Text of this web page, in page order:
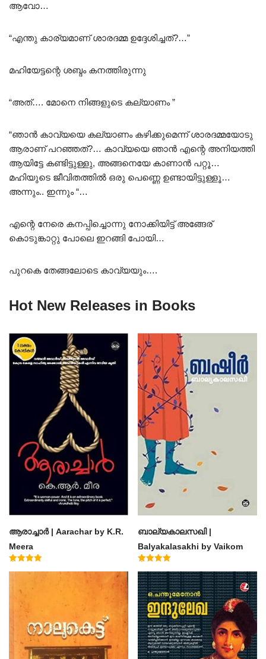
ആവോ…
“എന്തു കാര്യമാണ് ശാരദമ്മ ഉദ്ദേശിച്ചത്?…”
മഹിയേട്ടന്റെ ശബ്ദം കനത്തിരുന്നു
“അത്…. മോനെ നിങ്ങളുടെ കല്യാണം ”
“ഞാൻ കാവ്യയെ കല്യാണം കഴിക്കുമെന്ന് ശാരദമ്മയോടു
ആരാണ് പറഞ്ഞത്?… കാവ്യയെ ഞാൻ എന്റെ അനിയത്തി
ആയിട്ടേ കണ്ടിട്ടുള്ളു, അങ്ങനെയേ കാണാൻ പറ്റൂ…
മഹിയുടെ ജീവിതത്തിൽ ഒരു പെണ്ണെ ഉണ്ടായിട്ടുള്ളൂ…
അന്നും.. ഇന്നും “…
എന്റെ നേരെ കനപ്പിച്ചൊന്നു നോക്കിയിട്ട് അങ്ങേര്
കൊടുങ്കാറ്റു പോലെ ഇറങ്ങി പോയി…
പുറകെ തേങ്ങലോടെ കാവ്യയും….
Hot New Releases in Books
ആരാച്ചാര്‍ | Aarachar by K.R.
Meera
ബാല്യകാലസഖി |
Balyakalasakhi by Vaikom
Muhammad Basheer
4.60
out of 5